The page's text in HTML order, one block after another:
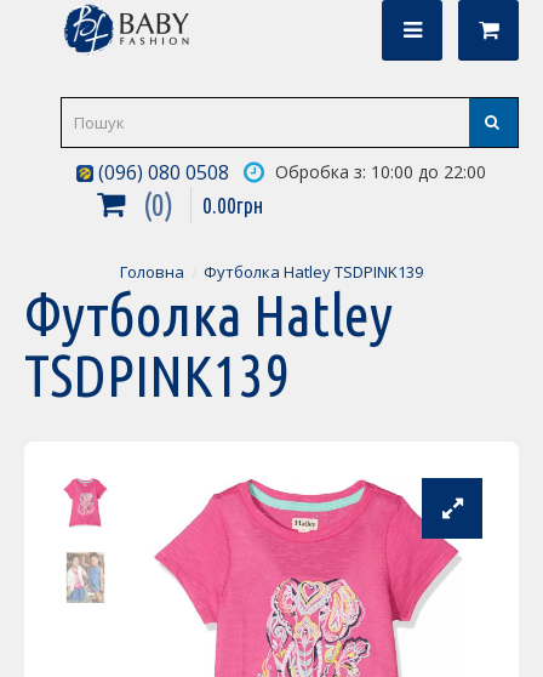
(096) 080 0508 Обробка з: 10:00 до 22:00
0 0.00грн
Головна Футболка Hatley TSDPINK139
Футболка Hatley
TSDPINK139